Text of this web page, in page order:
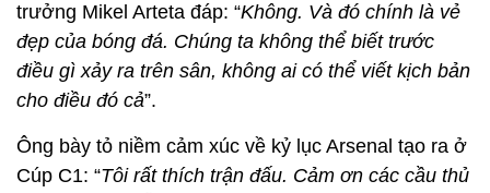
trưởng Mikel Arteta đáp: “Không. Và đó chính là vẻ
đẹp của bóng đá. Chúng ta không thể biết trước
điều gì xảy ra trên sân, không ai có thể viết kịch bản
cho điều đó cả”.
Ông bày tỏ niềm cảm xúc về kỷ lục Arsenal tạo ra ở
Cúp C1: “Tôi rất thích trận đấu. Cảm ơn các cầu thủ